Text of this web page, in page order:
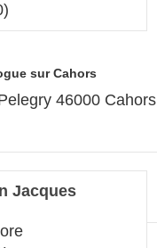
sur Cahors
46000 Cahors
Jacques